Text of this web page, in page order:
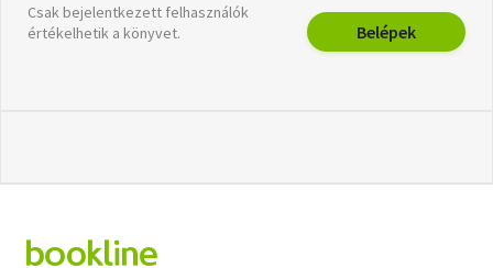
Csak bejelentkezett felhasználók
értékelhetik a könyvet.
Belépek